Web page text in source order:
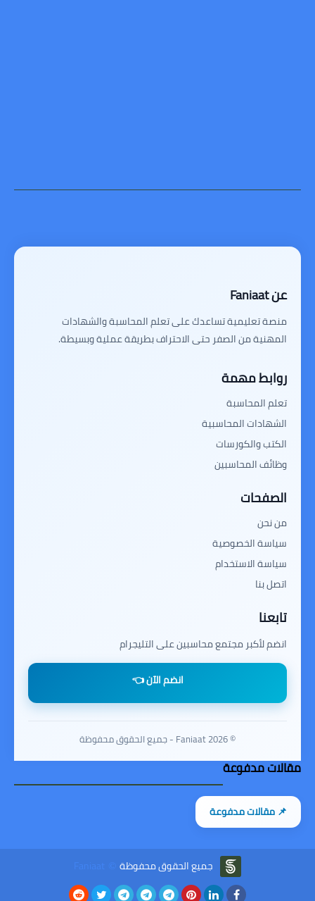
عن Faniaat
منصة تعليمية تساعدك على تعلم المحاسبة والشهادات
المهنية من الصفر حتى الاحتراف بطريقة عملية وبسيطة.
روابط مهمة
تعلم المحاسبة
الشهادات المحاسبية
الكتب والكورسات
وظائف المحاسبين
الصفحات
من نحن
سياسة الخصوصية
سياسة الاستخدام
اتصل بنا
تابعنا
انضم لأكبر مجتمع محاسبين على التليجرام
انضم الآن 👈
© 2026 Faniaat - جميع الحقوق محفوظة
مقالات مدفوعة
📌 مقالات مدفوعة
جميع الحقوق محفوظة ©
Faniaat